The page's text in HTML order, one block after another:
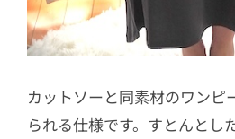
カットソーと同素材のワンピ
られる仕様です。すとんとし